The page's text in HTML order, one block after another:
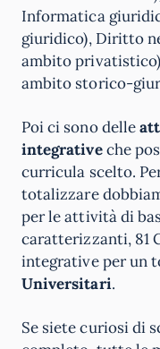
Informatica
giuridico), Diritto
ambito
ambito storico-
Poi ci sono delle
integrativeche
curricula scelto.
totalizzare
per le attività di
caratterizzanti, 81
integrative per un
Universitari.
Se siete curiosi di